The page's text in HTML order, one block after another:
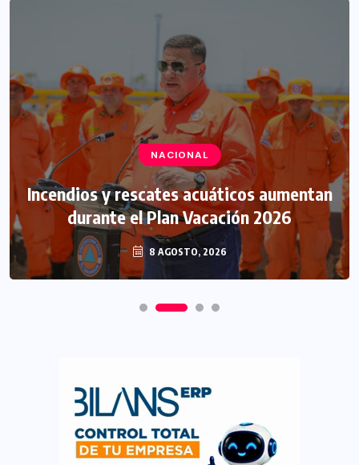
NACIONAL
Incendios y rescates acuáticos aumentan
durante el Plan Vacación 2026
8 AGOSTO, 2026